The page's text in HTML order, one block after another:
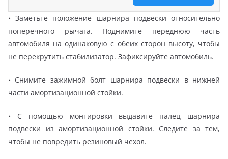
• Заметьте положение шарнира подвески относительно
поперечного рычага. Поднимите переднюю часть
автомобиля на одинаковую с обеих сторон высоту, чтобы
не перекрутить стабилизатор. Зафиксируйте автомобиль.
• Снимите зажимной болт шарнира подвески в нижней
части амортизационной стойки.
• С помощью монтировки выдавите палец шарнира
подвески из амортизационной стойки. Следите за тем,
чтобы не повредить резиновый чехол.